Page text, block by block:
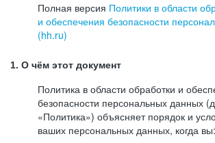
Полная версия Политики в области
и обеспечения безопасности
(hh.ru)
1. О чём этот документ
Политика в области обработки и
безопасности персональных данных
«Политика») объясняет порядок и
ваших персональных данных, когда вы: